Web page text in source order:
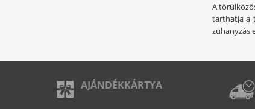
A
tarthatja a
zuhanyzás
AJÁNDÉKKÁRTYA